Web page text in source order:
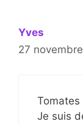
Yves
27
Tomates
Je suis